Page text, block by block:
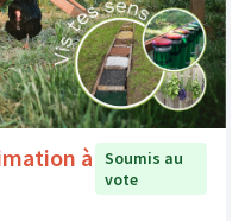
à
Soumis au
vote